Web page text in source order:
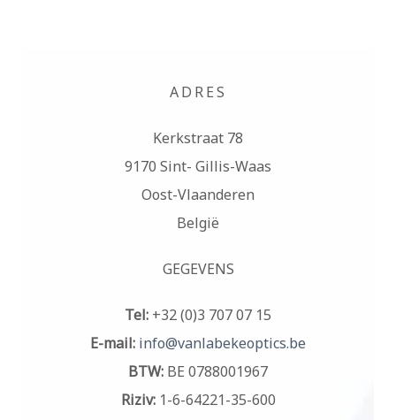
ADRES
Kerkstraat 78
9170 Sint- Gillis-Waas
Oost-Vlaanderen
België
GEGEVENS
Tel: +32 (0)3 707 07 15
E-mail: info@vanlabekeoptics.be
BTW: BE 0788001967
Riziv:1-6-64221-35-600